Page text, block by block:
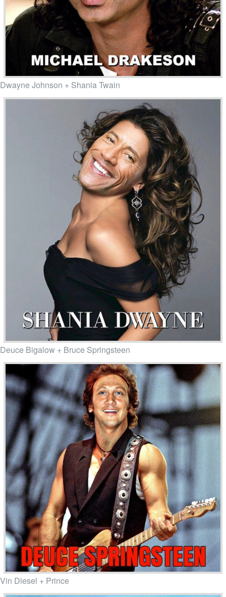
Dwayne Johnson + Shania Twain
Deuce Bigalow + Bruce Springsteen
Vin Diesel + Prince